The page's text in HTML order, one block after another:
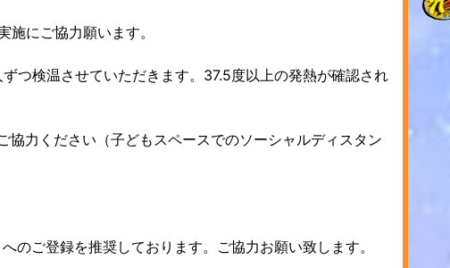
にご協力願います。
つ検温させていただきます。37.5度以上の発熱が確認され
力ください（子どもスペースでのソーシャルディスタン
のご登録を推奨しております。ご協力お願い致します。